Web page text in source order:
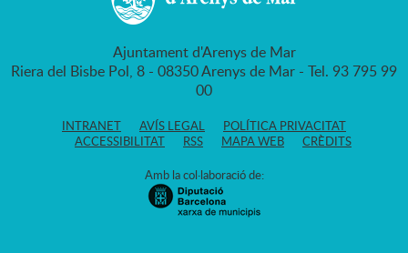
Ajuntament d'Arenys de Mar
Riera del Bisbe Pol, 8 - 08350 Arenys de Mar - Tel. 93 795 99
00
INTRANET AVÍS LEGAL
POLÍTICA PRIVACITAT
ACCESSIBILITAT
RSS MAPA WEB CRÈDITS
Amb la col·laboració de: